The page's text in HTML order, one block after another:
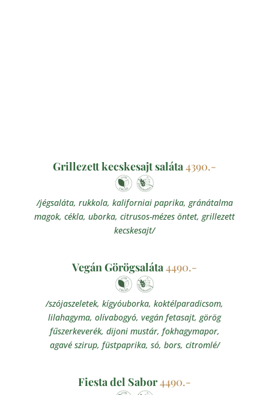
Grillezett kecskesajt saláta4390.-
/jégsaláta, rukkola, kaliforniai paprika, gránátalma
magok, cékla, uborka, citrusos-mézes öntet, grillezett
kecskesajt/
Vegán Görögsaláta4490.-
/szójaszeletek, kígyóuborka, koktélparadicsom,
lilahagyma, olívabogyó, vegán fetasajt, görög
fűszerkeverék, dijoni mustár, fokhagymapor,
agavé szirup, füstpaprika, só, bors, citromlé/
Fiesta del Sabor4490.-